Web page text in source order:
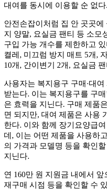
대여를 동시에 이용할 순 없다.
안전손잡이처럼 집 안 곳곳
지 양말, 요실금 팬티 등 소모
구입 가능 개수를 제한하고
켤레, 미끄럼 방지 매트 5개,
10개, 간이변기 2개, 요실금
사용자는 복지용구 구매·대
받는다. 이는 복지용구를 구
은 효력을 지닌다. 구매 제품
면 되지만, 대여 제품은 사용
한다. 이와 함께 장기요양급
데, 이는 어떤 제품을 사용하
의 가격과 모델명 등을 확인
지닌다.
연 160만 원 지원금 내에서
재구매 시점 등을 확인할 수